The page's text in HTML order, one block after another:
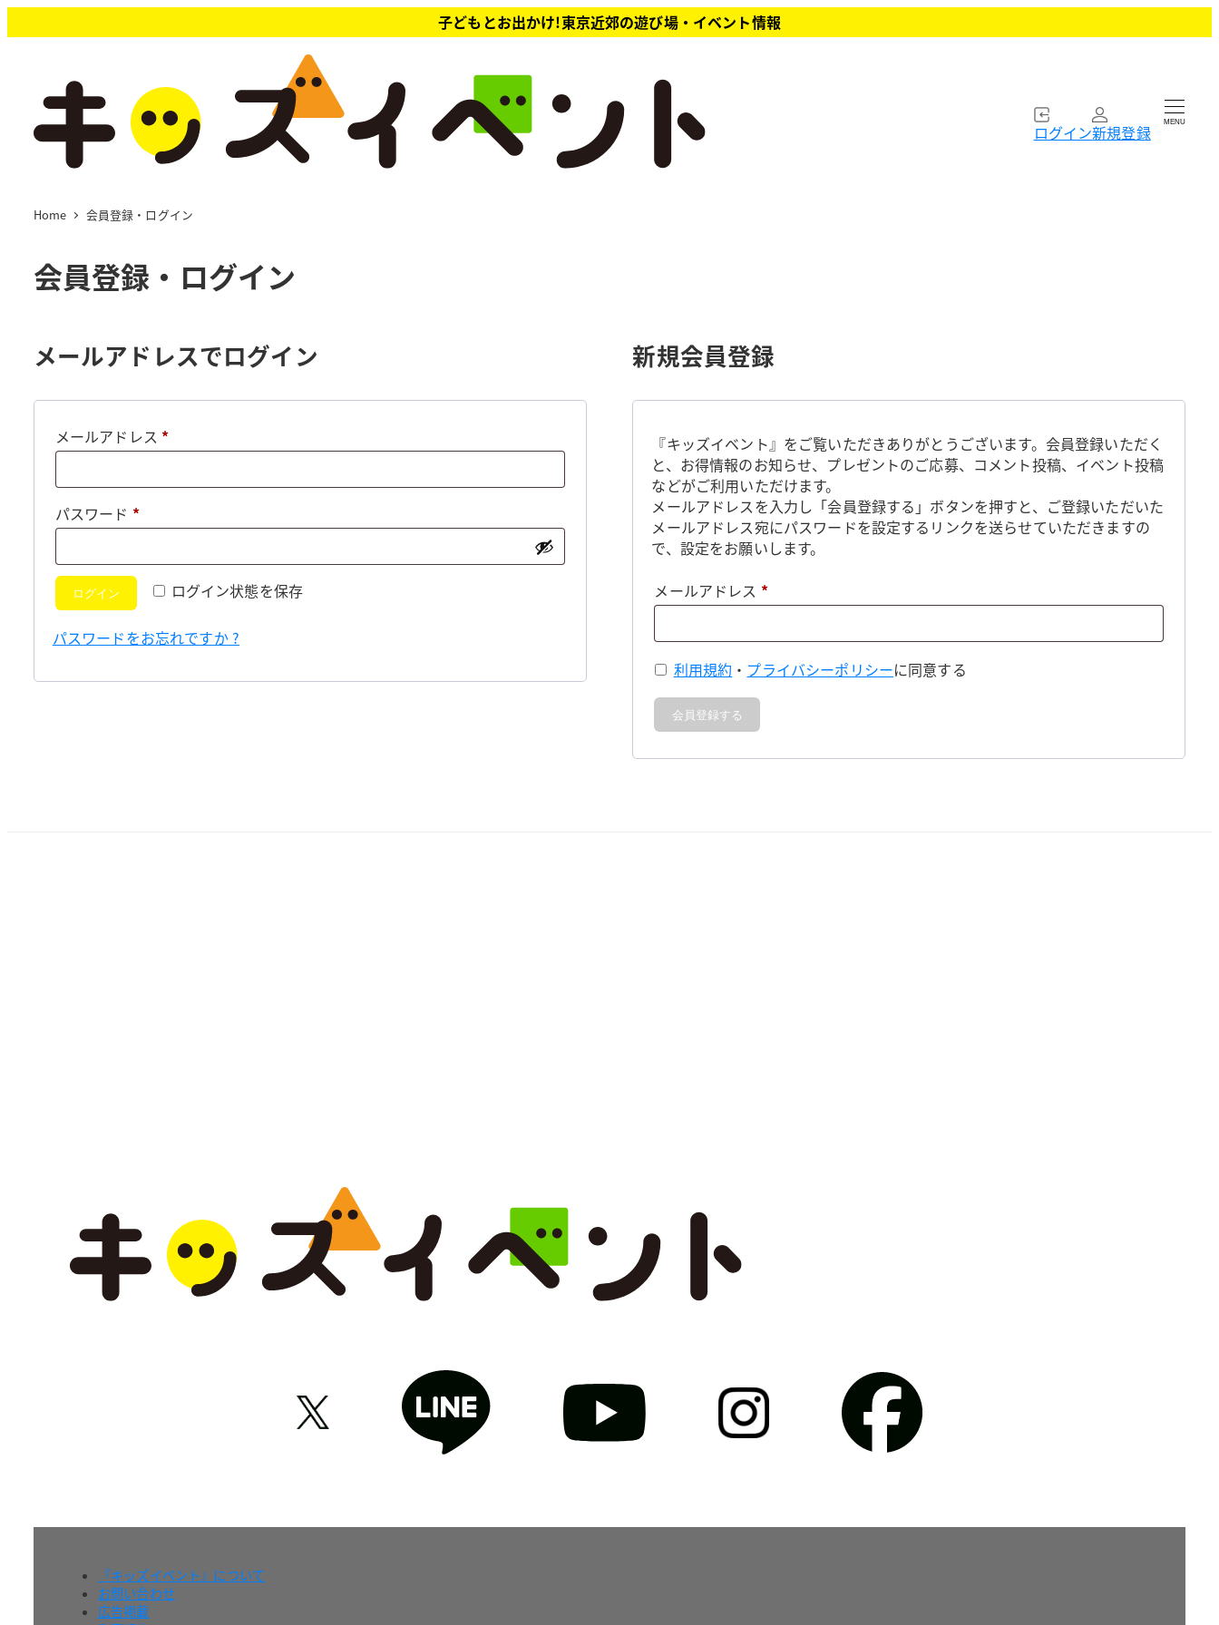
イ
子どもとお出かけ!東京近郊の遊び場・イベント情報
ログイン新規登録 MENU
Home 会員登録・ログイン
会員登録・ログイン
メールアドレスでログイン
メールアドレス *必
パスワード *必
ログイン状態を保存
ログイン
パスワードをお忘れですか ?
新規会員登録
『キッズイベント』をご覧いただきありがとうございます。会員登録いただく
と、お得情報のお知らせ、プレゼントのご応募、コメント投稿、イベント投稿
などがご利用いただけます。
メールアドレスを入力し「会員登録する」ボタンを押すと、ご登録いただいた
メールアドレス宛にパスワードを設定するリンクを送らせていただきますの
で、設定をお願いします。
メールアドレス *必
利用規約 ・ プライバシーポリシーに同意する
会員登録する
『キッズイベント』について
お問い合わせ
広告掲載